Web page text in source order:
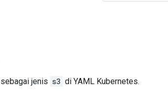
jenis s3 di YAML Kubernetes.